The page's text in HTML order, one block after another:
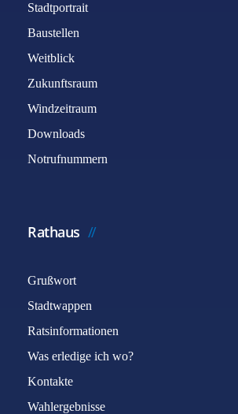
Stadtportrait
Baustellen
Weitblick
Zukunftsraum
Windzeitraum
Downloads
Notrufnummern
Rathaus
Grußwort
Stadtwappen
Ratsinformationen
Was erledige ich wo?
Kontakte
Wahlergebnisse